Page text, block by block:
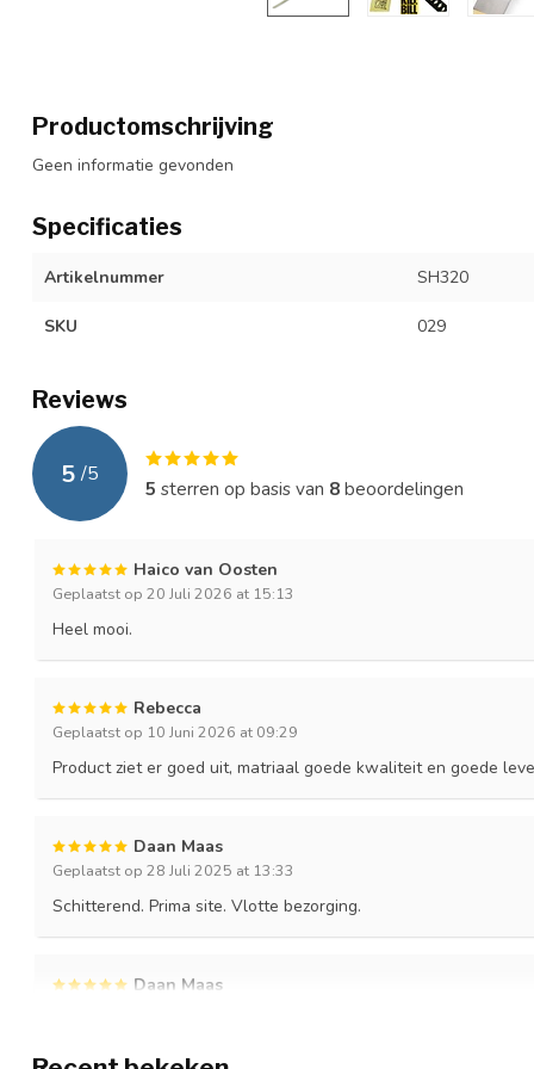
Productomschrijving
Geen informatie gevonden
Specificaties
Artikelnummer SH320
SKU 029
Reviews
5 /5
5 sterren op basis van 8beoordelingen
Haico van Oosten
Geplaatst op 20 Juli 2026 at 15:13
Heel mooi.
Rebecca
Geplaatst op 10 Juni 2026 at 09:29
Product ziet er goed uit, matriaal goede kwaliteit en goede
Daan Maas
Geplaatst op 28 Juli 2025 at 13:33
Schitterend. Prima site. Vlotte bezorging.
Daan Maas